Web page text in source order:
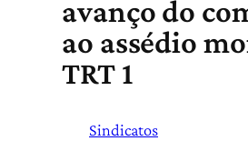
avanço do
ao assédio
TRT 1
Sindicatos